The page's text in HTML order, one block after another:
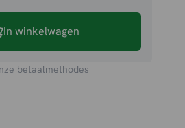
In winkelwagen
betaalmethodes